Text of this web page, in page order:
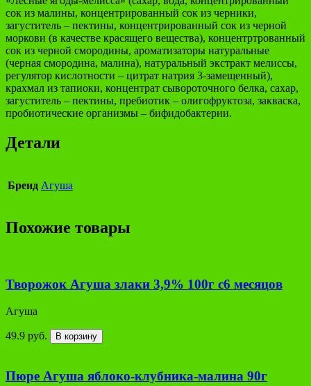
сок из малины, концентрированный сок из черники,
загуститель – пектины, концентрированный сок из черной
моркови (в качестве красящего вещества), концентртрованный
сок из черной смородины, ароматизаторы натуральные
(черная смородина, малина), натуральный экстракт мелиссы,
регулятор кислотности – цитрат натрия 3-замещенный),
крахмал из тапиоки, концентрат сывороточного белка, сахар,
загуститель – пектины, пребиотик – олигофруктоза, закваска,
пробиотические организмы – бифидобактерии.
Детали
Бренд Агуша
Похожие товары
Творожок Агуша злаки 3,9% 100г с6 месяцов
Агуша
49.9 руб. В корзину
Пюре Агуша яблоко-клубника-малина 90г